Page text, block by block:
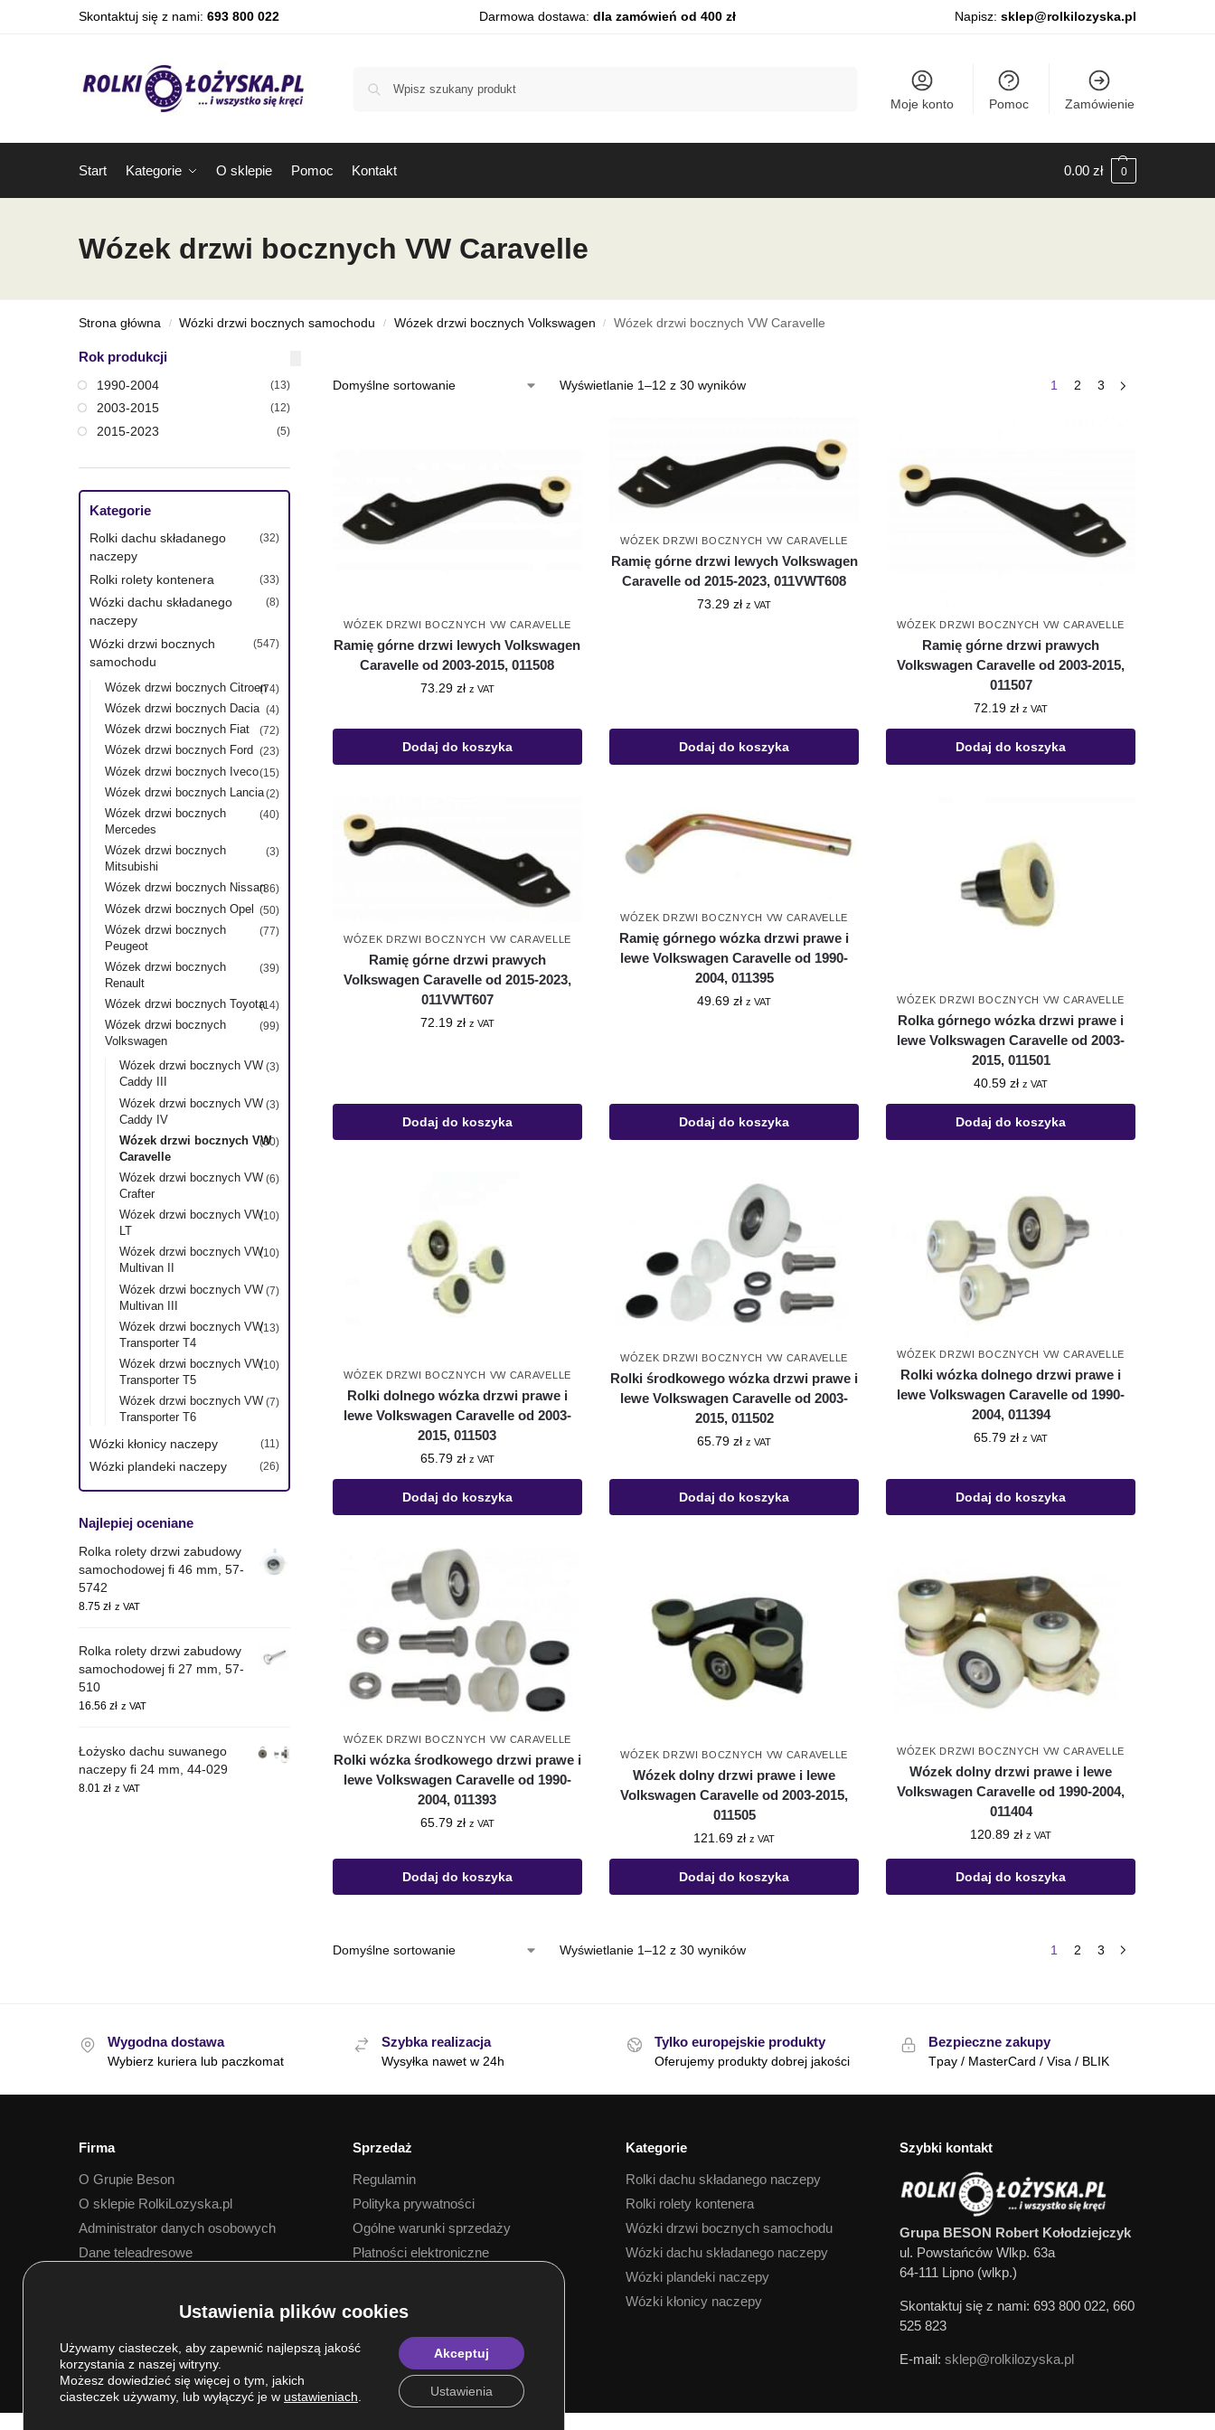
Skontaktuj się z nami: 693 800 022 Darmowa dostawa: dla zamówień od 400 zł Napisz: sklep@rolkilozyska.pl
Moje konto Pomoc Zamówienie
Start Kategorie O sklepie Pomoc Kontakt 0.00 zł 0
Wózek drzwi bocznych VW Caravelle
Strona główna / Wózki drzwi bocznych samochodu / Wózek drzwi bocznych Volkswagen / Wózek drzwi bocznych VW Caravelle
Wyświetlanie 1–12 z 30 wyników 1 2 3
WÓZEK DRZWI BOCZNYCH VW CARAVELLE
Ramię górne drzwi lewych Volkswagen
Caravelle od 2003-2015, 011508
73.29 zł z VAT
Dodaj do koszyka
WÓZEK DRZWI BOCZNYCH VW CARAVELLE
Ramię górne drzwi lewych Volkswagen
Caravelle od 2015-2023, 011VWT608
73.29 zł z VAT
Dodaj do koszyka
WÓZEK DRZWI BOCZNYCH VW CARAVELLE
Ramię górne drzwi prawych
Volkswagen Caravelle od 2003-2015,
011507
72.19zł z VAT
Dodaj do koszyka
WÓZEK DRZWI BOCZNYCH VW CARAVELLE
Ramię górne drzwi prawych
Volkswagen Caravelle od 2015-2023,
011VWT607
72.19 zł z VAT
Dodaj do koszyka
WÓZEK DRZWI BOCZNYCH VW CARAVELLE
Ramię górnego wózka drzwi prawe i
lewe Volkswagen Caravelle od 1990-
2004, 011395
49.69 zł z VAT
Dodaj do koszyka
WÓZEK DRZWI BOCZNYCH VW CARAVELLE
Rolka górnego wózka drzwi prawe i
lewe Volkswagen Caravelle od 2003-
2015, 011501
40.59zł z VAT
Dodaj do koszyka
WÓZEK DRZWI BOCZNYCH VW CARAVELLE
Rolki dolnego wózka drzwi prawe i
lewe Volkswagen Caravelle od 2003-
2015, 011503
65.79 zł z VAT
Dodaj do koszyka
WÓZEK DRZWI BOCZNYCH VW CARAVELLE
Rolki środkowego wózka drzwi prawe i
lewe Volkswagen Caravelle od 2003-
2015, 011502
65.79 zł z VAT
Dodaj do koszyka
WÓZEK DRZWI BOCZNYCH VW CARAVELLE
Rolki wózka dolnego drzwi prawe i
lewe Volkswagen Caravelle od 1990-
2004, 011394
65.79zł z VAT
Dodaj do koszyka
WÓZEK DRZWI BOCZNYCH VW CARAVELLE
Rolki wózka środkowego drzwi prawe i
lewe Volkswagen Caravelle od 1990-
2004, 011393
65.79 zł z VAT
Dodaj do koszyka
WÓZEK DRZWI BOCZNYCH VW CARAVELLE
Wózek dolny drzwi prawe i lewe
Volkswagen Caravelle od 2003-2015,
011505
121.69 zł z VAT
Dodaj do koszyka
WÓZEK DRZWI BOCZNYCH VW CARAVELLE
Wózek dolny drzwi prawe i lewe
Volkswagen Caravelle od 1990-2004,
011404
120.89zł z VAT
Dodaj do koszyka
Wyświetlanie 1–12 z 30 wyników 1 2 3
Rok produkcji
1990-2004 (13)
2003-2015 (12)
2015-2023 (5)
Kategorie
Rolki dachu składanego
naczepy
(32)
Rolki rolety kontenera (33)
Wózki dachu składanego
naczepy
(8)
Wózki drzwi bocznych
samochodu
(547)
Wózek drzwi bocznych Citroen(74)
Wózek drzwi bocznych Dacia (4)
Wózek drzwi bocznych Fiat (72)
Wózek drzwi bocznych Ford (23)
Wózek drzwi bocznych Iveco(15)
Wózek drzwi bocznych Lancia(2)
Wózek drzwi bocznych
Mercedes
(40)
Wózek drzwi bocznych
Mitsubishi
(3)
Wózek drzwi bocznych Nissan(36)
Wózek drzwi bocznych Opel (50)
Wózek drzwi bocznych
Peugeot
(77)
Wózek drzwi bocznych
Renault
(39)
Wózek drzwi bocznych Toyota(14)
Wózek drzwi bocznych
Volkswagen
(99)
Wózek drzwi bocznych VW
Caddy III
(3)
Wózek drzwi bocznych VW
Caddy IV
(3)
Wózek drzwi bocznych VW
Caravelle
(30)
Wózek drzwi bocznych VW
Crafter
(6)
Wózek drzwi bocznych VW
LT
(10)
Wózek drzwi bocznych VW
Multivan II
(10)
Wózek drzwi bocznych VW
Multivan III
(7)
Wózek drzwi bocznych VW
Transporter T4
(13)
Wózek drzwi bocznych VW
Transporter T5
(10)
Wózek drzwi bocznych VW
Transporter T6
(7)
Wózki kłonicy naczepy (11)
Wózki plandeki naczepy (26)
Najlepiej oceniane
Rolka rolety drzwi zabudowy
samochodowej fi 46 mm, 57-
5742
8.75 zł z VAT
Rolka rolety drzwi zabudowy
samochodowej fi 27 mm, 57-
510
16.56 zł z VAT
Łożysko dachu suwanego
naczepy fi 24 mm, 44-029
8.01 zł z VAT
Wygodna dostawa
Wybierz kuriera lub paczkomat
Szybka realizacja
Wysyłka nawet w 24h
Tylko europejskie produkty
Oferujemy produkty dobrej jakości
Bezpieczne zakupy
Tpay / MasterCard / Visa / BLIK
Firma
O Grupie Beson
O sklepie RolkiLozyska.pl
Administrator danych osobowych
Dane teleadresowe
Sprzedaż
Regulamin
Polityka prywatności
Ogólne warunki sprzedaży
Płatności elektroniczne
Kategorie
Rolki dachu składanego naczepy
Rolki rolety kontenera
Wózki drzwi bocznych samochodu
Wózki dachu składanego naczepy
Wózki plandeki naczepy
Wózki kłonicy naczepy
Szybki kontakt
Grupa BESON Robert Kołodziejczyk
ul. Powstańców Wlkp. 63a
64-111 Lipno (wlkp.)
Skontaktuj się z nami: 693 800 022, 660
525 823
E-mail: sklep@rolkilozyska.pl
Używamy ciasteczek, aby zapewnić najlepszą jakość
korzystania z naszej witryny.
Możesz dowiedzieć się więcej o tym, jakich
ciasteczek używamy, lub wyłączyć je w ustawieniach
Akceptuj
Ustawienia